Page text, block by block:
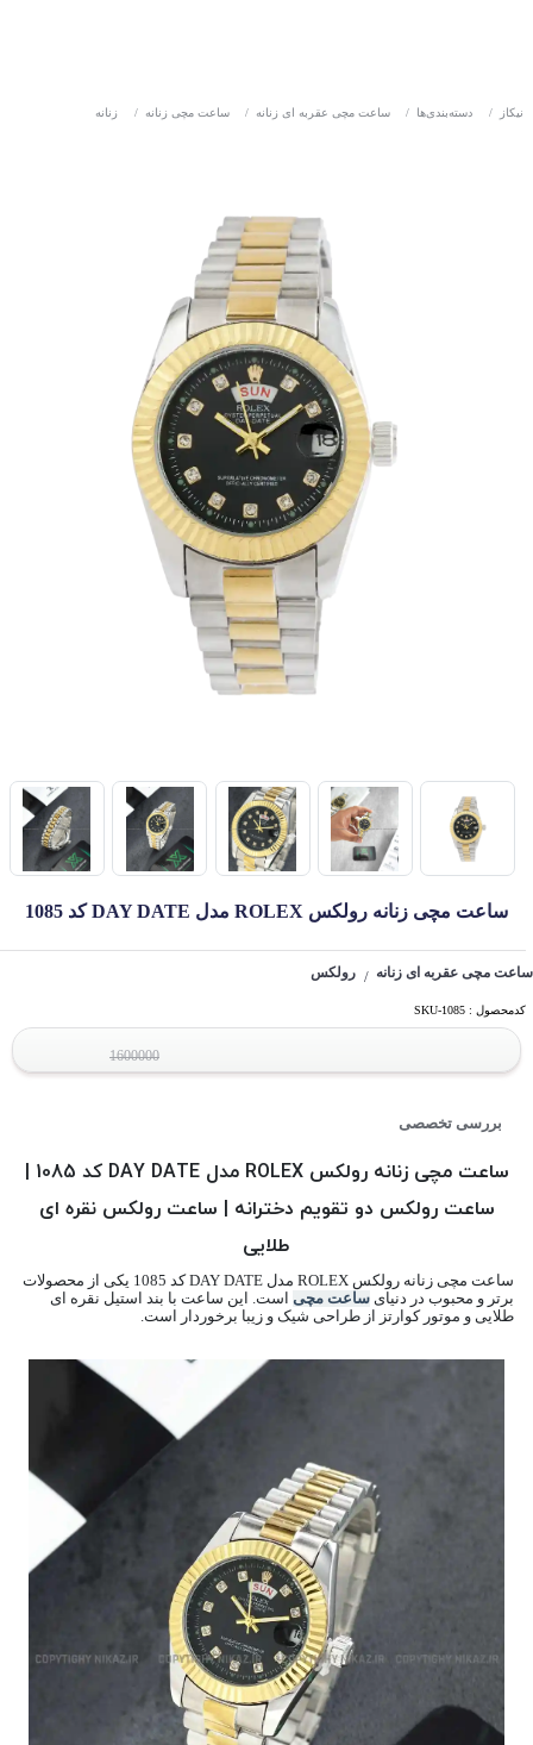
نیکاز / دسته‌بندی‌ها / ساعت مچی عقربه ای زنانه / ساعت مچی زنانه / زنانه
ساعت مچی زنانه رولکس ROLEX مدل DAY DATE کد 1085
ساعت مچی عقربه ای زنانه / رولکس
کدمحصول : SKU-1085
1600000
بررسی تخصصی
ساعت رولکس دو تقویم دخترانه | ساعت رولکس نقره ای
طلایی
ساعت مچی زنانه رولکس ROLEX مدل DAY DATE کد 1085 یکی از محصولات
برتر و محبوب در دنیای ساعت مچی است. این ساعت با بند استیل نقره ای
طلایی و موتور کوارتز از طراحی شیک و زیبا برخوردار است.